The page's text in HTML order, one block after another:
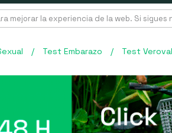
mejorar la experiencia de la web. Si
/ Test Embarazo / Test